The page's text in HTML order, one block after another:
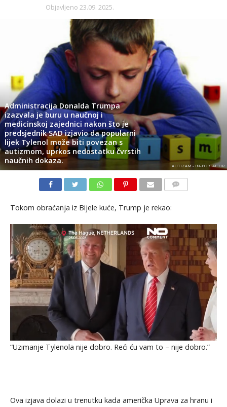
Objavljeno 23.09. 2025.
Administracija Donalda Trumpa
izazvala je buru u naučnoj i
medicinskoj zajednici nakon što je
predsjednik SAD izjavio da popularni
lijek Tylenol može biti povezan s
autizmom, uprkos nedostatku čvrstih
naučnih dokaza.
AUTIZAM - IN-PORTAL.HR
Tokom obraćanja iz Bijele kuće, Trump je rekao:
“Uzimanje Tylenola nije dobro. Reći ću vam to – nije dobro.”
Ova izjava dolazi u trenutku kada američka Uprava za hranu i